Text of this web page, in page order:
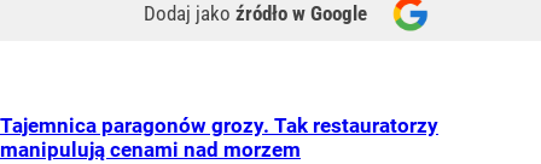
Dodaj jako źródło w Google
Tajemnica paragonów grozy. Tak restauratorzy
manipulują cenami nad morzem